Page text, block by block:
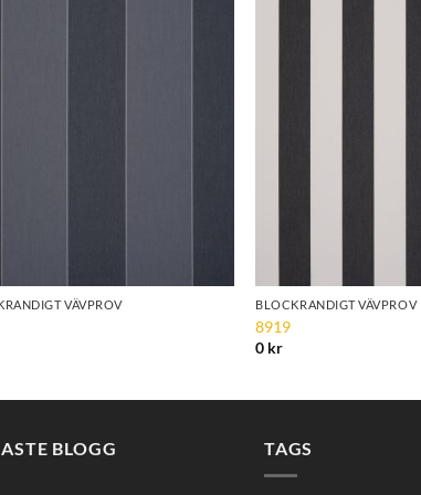
VÄVPROV BLOCKRANDIGT VÄVPROV
8919
0 kr
BLOGG TAGS